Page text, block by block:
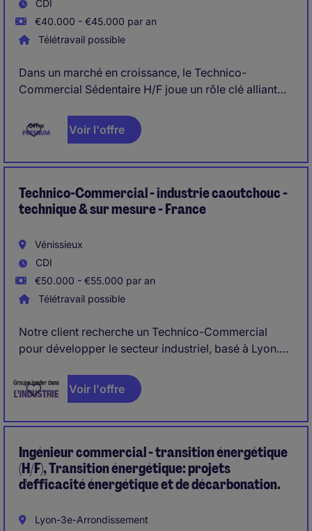
CDI
€40.000 - €45.000 par an
Télétravail possible
Dans un marché en croissance, le Technico-
Commercial Sédentaire H/F joue un rôle clé alliant
opportunités de vente. Il/elle identifie de nouveaux
projets, accompagne les clients tout au long du cycle
commande.
Voir l'offre
Technico-Commercial - industrie caoutchouc -
technique & sur mesure - France
Vénissieux
CDI
€50.000 - €55.000 par an
Télétravail possible
Notre client recherche un Technico-Commercial
pour développer le secteur industriel, basé à Lyon.
Rattaché au siège, ce poste combine développement
commercial, gestion de projets techniques et relation
vente longs.
Voir l'offre
Ingénieur commercial - transition énergétique
(H/F), Transition énergétique: projets
d'efficacité énergétique et de décarbonation.
Lyon-3e-Arrondissement